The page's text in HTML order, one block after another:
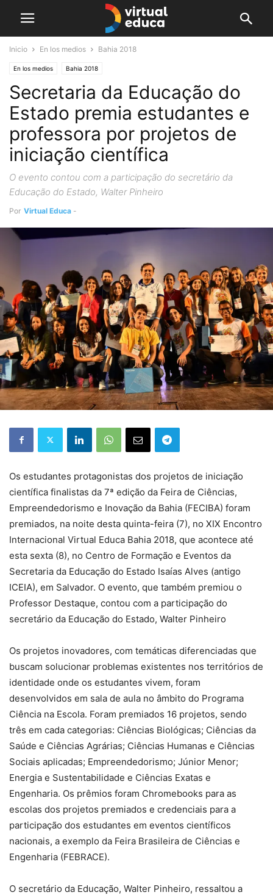
Inicio En los medios Bahia 2018
En los medios Bahia 2018
Secretaria da Educação do
Estado premia estudantes e
professora por projetos de
iniciação científica
O evento contou com a participação do secretário da
Educação do Estado, Walter Pinheiro
Por Virtual Educa -
Os estudantes protagonistas dos projetos de iniciação
científica finalistas da 7ª edição da Feira de Ciências,
Empreendedorismo e Inovação da Bahia (FECIBA) foram
premiados, na noite desta quinta-feira (7), no XIX Encontro
Internacional Virtual Educa Bahia 2018, que acontece até
esta sexta (8), no Centro de Formação e Eventos da
Secretaria da Educação do Estado Isaías Alves (antigo
ICEIA), em Salvador. O evento, que também premiou o
Professor Destaque, contou com a participação do
secretário da Educação do Estado, Walter Pinheiro
Os projetos inovadores, com temáticas diferenciadas que
buscam solucionar problemas existentes nos territórios de
identidade onde os estudantes vivem, foram
desenvolvidos em sala de aula no âmbito do Programa
Ciência na Escola. Foram premiados 16 projetos, sendo
três em cada categorias: Ciências Biológicas; Ciências da
Saúde e Ciências Agrárias; Ciências Humanas e Ciências
Sociais aplicadas; Empreendedorismo; Júnior Menor;
Energia e Sustentabilidade e Ciências Exatas e
Engenharia. Os prêmios foram Chromebooks para as
escolas dos projetos premiados e credenciais para a
participação dos estudantes em eventos científicos
nacionais, a exemplo da Feira Brasileira de Ciências e
Engenharia (FEBRACE).
O secretário da Educação, Walter Pinheiro, ressaltou a